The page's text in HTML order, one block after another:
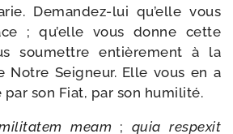
Demandez-​lui qu’elle vous
; qu’elle vous donne cette
sou­mettre entiè­re­ment à la
Notre Seigneur. Elle vous en a
par son Fiat, par son humilité.
meam ; quia respexit